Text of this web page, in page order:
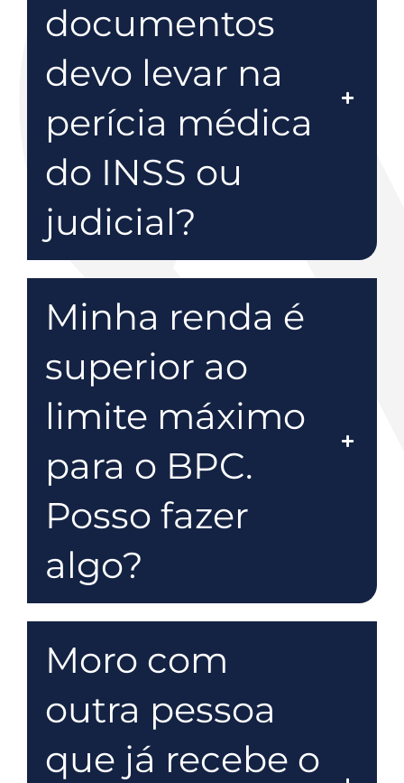
documentos
devo levar na
perícia médica
do INSS ou
judicial?
Minha renda é
superior ao
limite máximo
para o BPC.
Posso fazer
algo?
Moro com
outra pessoa
que já recebe o